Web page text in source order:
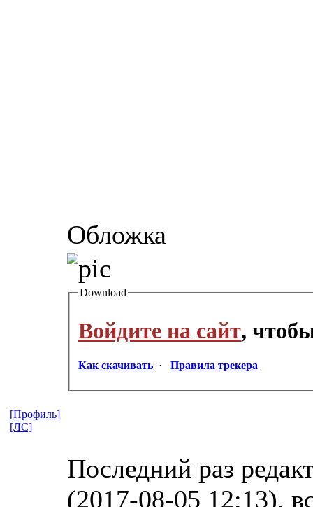
Обложка
Download
Войдите на сайт,
Как скачивать · Правила трекера
Последний раз
(2017-08-05 12:13),
[Профиль]
[ЛС]